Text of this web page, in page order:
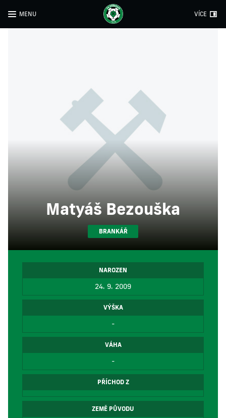
MENU VÍCE
Matyáš Bezouška
BRANKÁŘ
NAROZEN
24. 9. 2009
VÝŠKA
-
VÁHA
-
PŘÍCHOD Z
ZEMĚ PŮVODU